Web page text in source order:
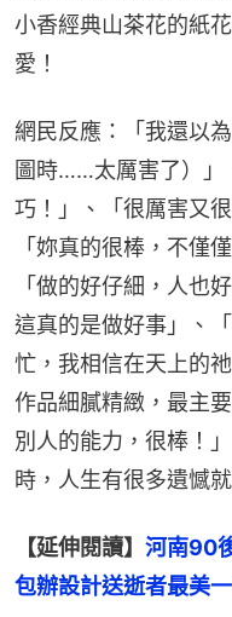
小香經典山茶花的紙
愛！
網民反應：「我還以
圖時……太厲害了）」
巧！」、「很厲害又
「妳真的很棒，不僅
「做的好仔細，人也
這真的是做好事」、
忙，我相信在天上的
作品細膩精緻，最主
別人的能力，很棒！
時，人生有很多遺憾
【延伸閱讀】 河南90
包辦設計送逝者最美